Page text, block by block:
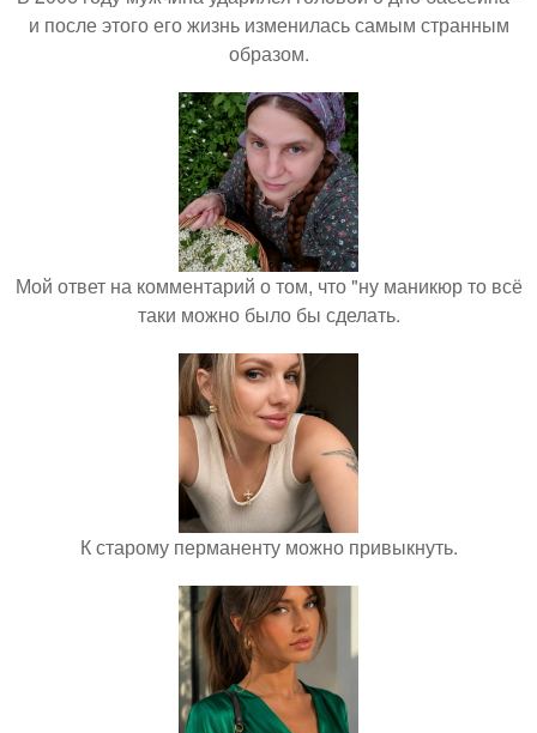
и после этого его жизнь изменилась самым странным
образом.
Мой ответ на комментарий о том, что "ну маникюр то всё
таки можно было бы сделать.
К старому перманенту можно привыкнуть.